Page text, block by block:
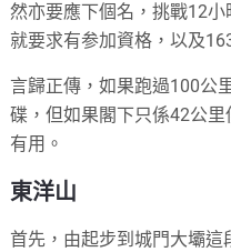
然亦要應下個名，挑戰12小
就要求有参加資格，以及
言歸正傳，如果跑過100公
碟，但如果閣下只係42公
有用。
東洋山
首先，由起步到城門大壩